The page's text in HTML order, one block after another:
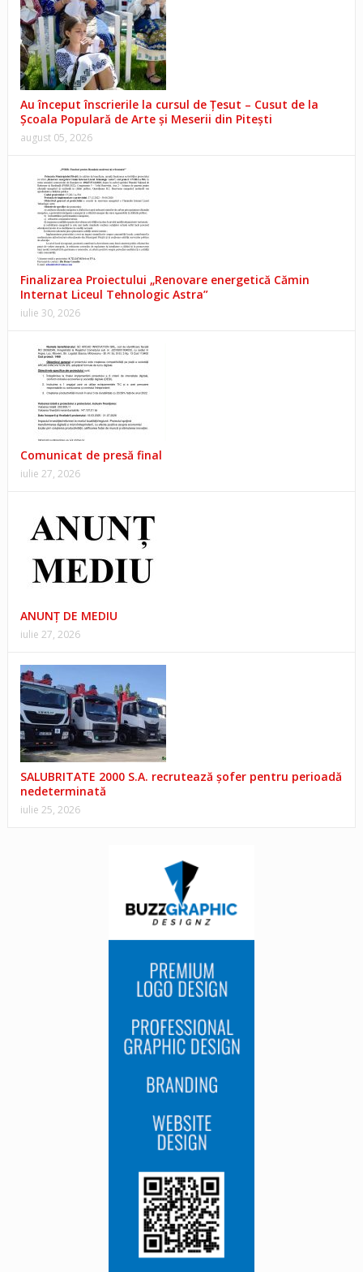
Au început înscrierile la cursul de Țesut – Cusut de la
Școala Populară de Arte și Meserii din Pitești
august 05, 2026
Finalizarea Proiectului „Renovare energetică Cămin
Internat Liceul Tehnologic Astra”
iulie 30, 2026
Comunicat de presă final
iulie 27, 2026
ANUNŢ DE MEDIU
iulie 27, 2026
SALUBRITATE 2000 S.A. recrutează șofer pentru perioadă
nedeterminată
iulie 25, 2026